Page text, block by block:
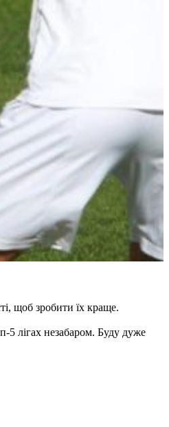
щоб зробити їх краще.
5 лігах незабаром. Буду дуже